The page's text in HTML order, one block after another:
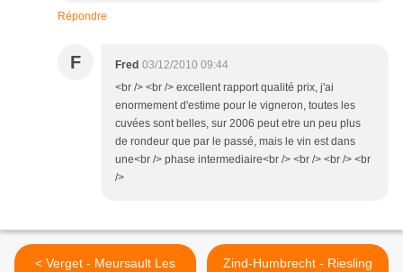
Répondre
F Fred 03/12/2010 09:44
<br /> <br /> excellent rapport qualité prix, j'ai
enormement d'estime pour le vigneron, toutes les
cuvées sont belles, sur 2006 peut etre un peu plus
de rondeur que par le passé, mais le vin est dans
une<br /> phase intermediaire<br /> <br /> <br /> <br
/>
< Verget - Meursault Les
Zind-Humbrecht - Riesling